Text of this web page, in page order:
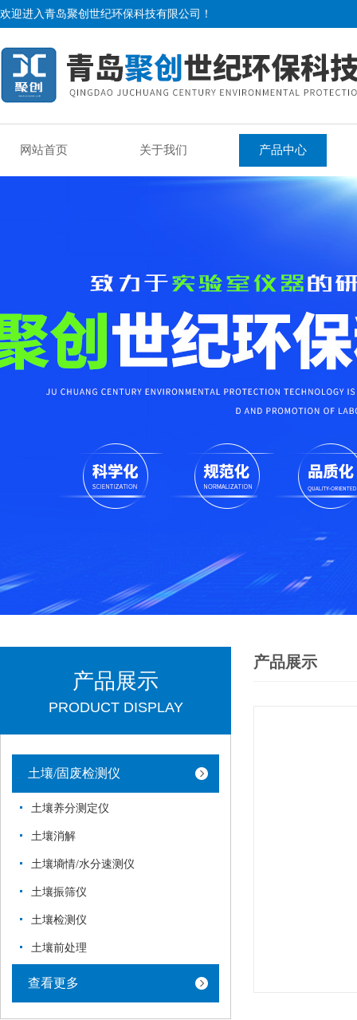
欢迎进入青岛聚创世纪环保科技有限公司！
网站首页 关于我们 产品中心
产品展示
PRODUCT DISPLAY
土壤/固废检测仪
土壤养分测定仪
土壤消解
土壤墒情/水分速测仪
土壤振筛仪
土壤检测仪
土壤前处理
查看更多
产品展示